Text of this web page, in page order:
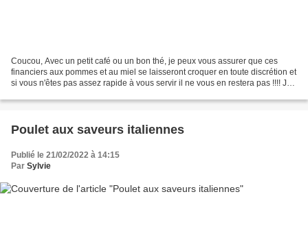
Coucou, Avec un petit café ou un bon thé, je peux vous assurer que ces
financiers aux pommes et au miel se laisseront croquer en toute discrétion et
si vous n'êtes pas assez rapide à vous servir il ne vous en restera pas !!!! Je
Poulet aux saveurs italiennes
Publié le 21/02/2022 à 14:15
Par Sylvie